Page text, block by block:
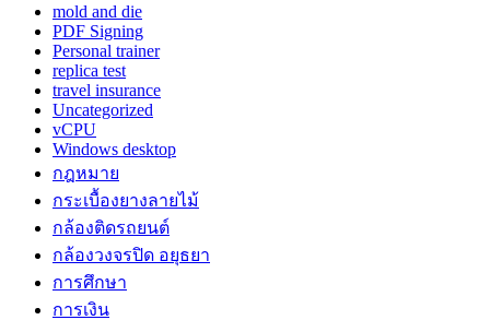
mold and die
PDF Signing
Personal trainer
replica test
travel insurance
Uncategorized
vCPU
Windows desktop
กฎหมาย
กระเบื้องยางลายไม้
กล้องติดรถยนต์
กล้องวงจรปิด อยุธยา
การศึกษา
การเงิน